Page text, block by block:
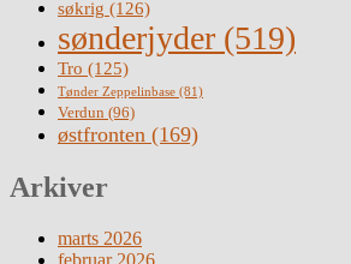
søkrig (126)
sønderjyder (519)
Tro (125)
Tønder Zeppelinbase (81)
Verdun (96)
østfronten (169)
Arkiver
marts 2026
februar 2026